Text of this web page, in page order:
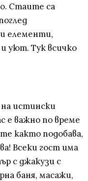
Стаите са
елементи,
уют. Тук всичко
истински
е важно по време
както подобава,
Всеки гост има
с джакузи с
баня, масажи,